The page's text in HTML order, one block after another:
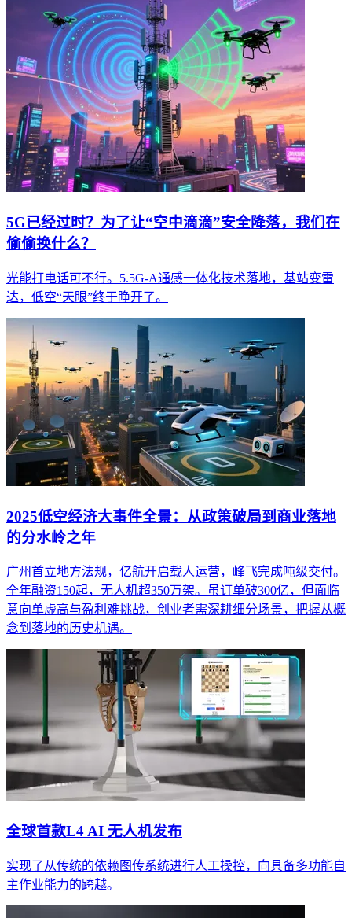
5G已经过时？为了让“空中滴滴”安全降落，我们在
偷偷换什么？
光能打电话可不行。5.5G-A通感一体化技术落地，基站变雷
达，低空“天眼”终于睁开了。
2025低空经济大事件全景：从政策破局到商业落地
的分水岭之年
广州首立地方法规，亿航开启载人运营，峰飞完成吨级交付。
全年融资150起，无人机超350万架。虽订单破300亿，但面临
意向单虚高与盈利难挑战，创业者需深耕细分场景，把握从概
念到落地的历史机遇。
全球首款L4 AI 无人机发布
实现了从传统的依赖图传系统进行人工操控，向具备多功能自
主作业能力的跨越。